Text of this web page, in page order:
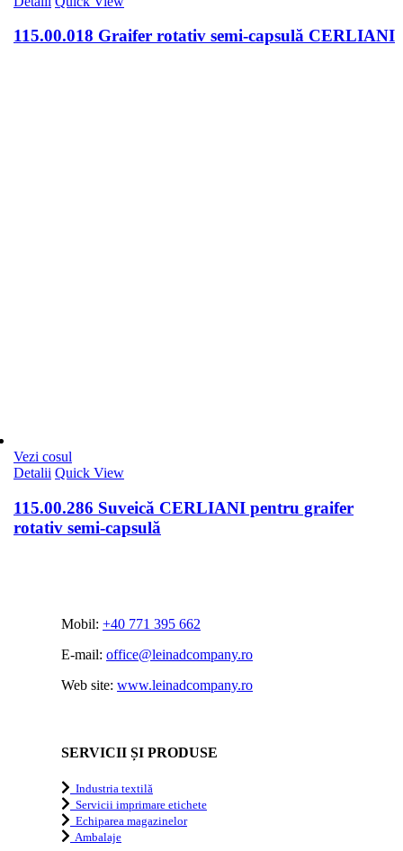
115.00.018 Graifer rotativ semi-capsulă CERLIANI
Vezi cosul
Detalii Quick View
115.00.286 Suveică CERLIANI pentru graifer
rotativ semi-capsulă
Mobil: +40 771 395 662
E-mail: office@leinadcompany.ro
Web site: www.leinadcompany.ro
SERVICII ȘI PRODUSE
Industria textilă
Servicii imprimare etichete
Echiparea magazinelor
Ambalaje